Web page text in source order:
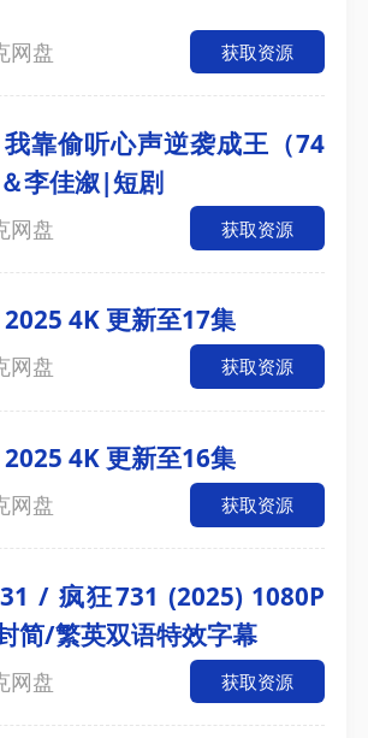
网盘 获取资源
靠偷听心声逆袭成王（74
李佳溆|短剧
网盘 获取资源
4K 更新至17集
网盘 获取资源
4K 更新至16集
网盘 获取资源
/ 疯狂731 (2025) 1080P
简/繁英双语特效字幕
网盘 获取资源